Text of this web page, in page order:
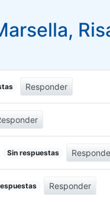
Responder
Sin respuestas
Responder